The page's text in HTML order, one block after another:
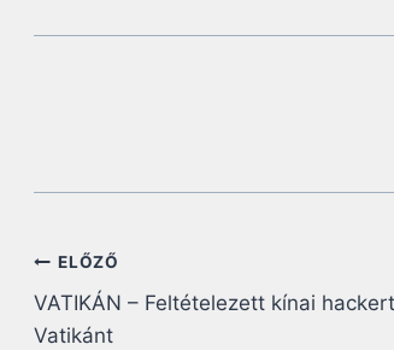
Bejegyzés
navigáció
ELŐZŐ
VATIKÁN – Feltételezett kínai
Vatikánt